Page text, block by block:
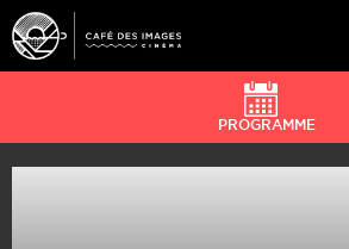
À L’AFFICHE
PROGRAMME